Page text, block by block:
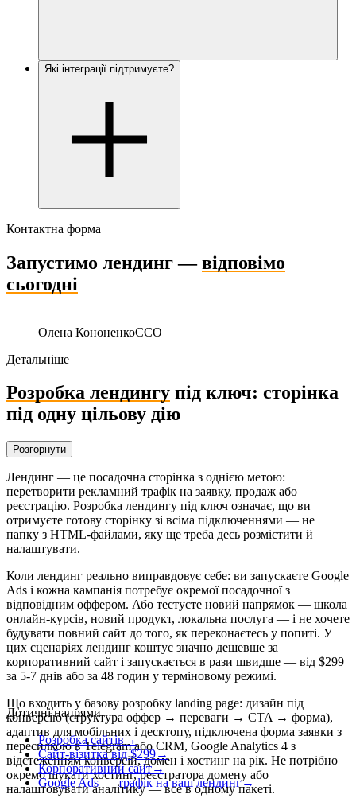
Які інтеграції підтримуєте?
Контактна форма
Запустимо лендинг —відповімо
сьогодні
Олена КононенкоCCO
Детальніше
Розробка лендингу під ключ: сторінка
під одну цільову дію
Розгорнути
Лендинг — це посадочна сторінка з однією метою:
перетворити рекламний трафік на заявку, продаж або
реєстрацію. Розробка лендингу під ключ означає, що ви
отримуєте готову сторінку зі всіма підключеннями — не
папку з HTML-файлами, яку ще треба десь розмістити й
налаштувати.
Коли лендинг реально виправдовує себе: ви запускаєте Google
Ads і кожна кампанія потребує окремої посадочної з
відповідним оффером. Або тестуєте новий напрямок — школа
онлайн-курсів, новий продукт, локальна послуга — і не хочете
будувати повний сайт до того, як переконаєтесь у попиті. У
цих сценаріях лендинг коштує значно дешевше за
корпоративний сайт і запускається в рази швидше — від $299
за 5-7 днів або за 48 годин у терміновому режимі.
Що входить у базову розробку landing page: дизайн під
конверсію (структура оффер → переваги → CTA → форма),
адаптив для мобільних і десктопу, підключена форма заявки з
пересилкою в Telegram або CRM, Google Analytics 4 з
відстеженням конверсій, домен і хостинг на рік. Не потрібно
окремо шукати хостинг, реєстратора домену або
налаштовувати аналітику — все в одному пакеті.
Дотичні напрями
Розробка сайтів→
Сайт-візитка від $299→
Корпоративний сайт→
Google Ads — трафік на ваш лендинг→